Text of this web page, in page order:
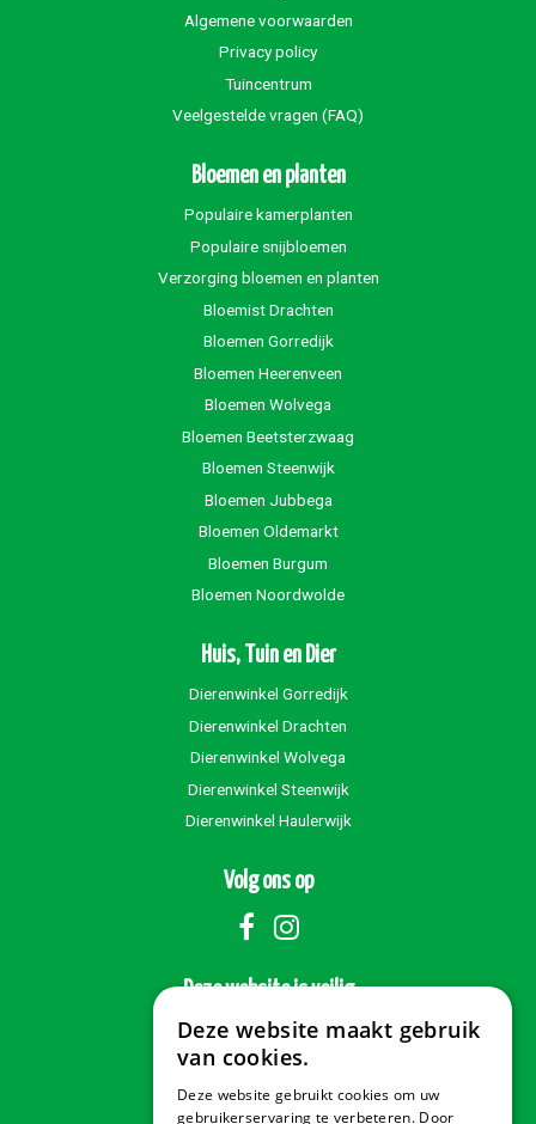
Algemene voorwaarden
Privacy policy
Tuincentrum
Veelgestelde vragen (FAQ)
Bloemen en planten
Populaire kamerplanten
Populaire snijbloemen
Verzorging bloemen en planten
Bloemist Drachten
Bloemen Gorredijk
Bloemen Heerenveen
Bloemen Wolvega
Bloemen Beetsterzwaag
Bloemen Steenwijk
Bloemen Jubbega
Bloemen Oldemarkt
Bloemen Burgum
Bloemen Noordwolde
Huis, Tuin en Dier
Dierenwinkel Gorredijk
Dierenwinkel Drachten
Dierenwinkel Wolvega
Dierenwinkel Steenwijk
Dierenwinkel Haulerwijk
Volg ons op
Deze website is veilig
Veilig betalen
Deze website maakt gebruik
van cookies.
Deze website gebruikt cookies om uw
gebruikerservaring te verbeteren. Door